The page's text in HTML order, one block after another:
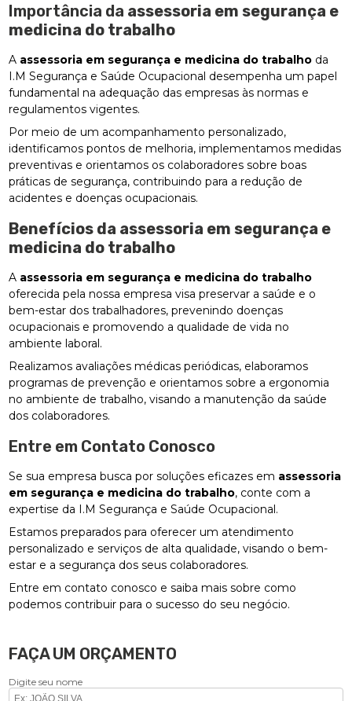
Importância da assessoria em segurança e
medicina do trabalho
A assessoria em segurança e medicina do trabalho da
I.M Segurança e Saúde Ocupacional desempenha um papel
fundamental na adequação das empresas às normas e
regulamentos vigentes.
Por meio de um acompanhamento personalizado,
identificamos pontos de melhoria, implementamos medidas
preventivas e orientamos os colaboradores sobre boas
práticas de segurança, contribuindo para a redução de
acidentes e doenças ocupacionais.
Benefícios da assessoria em segurança e
medicina do trabalho
A assessoria em segurança e medicina do trabalho
oferecida pela nossa empresa visa preservar a saúde e o
bem-estar dos trabalhadores, prevenindo doenças
ocupacionais e promovendo a qualidade de vida no
ambiente laboral.
Realizamos avaliações médicas periódicas, elaboramos
programas de prevenção e orientamos sobre a ergonomia
no ambiente de trabalho, visando a manutenção da saúde
dos colaboradores.
Entre em Contato Conosco
Se sua empresa busca por soluções eficazes em assessoria
em segurança e medicina do trabalho, conte com a
expertise da I.M Segurança e Saúde Ocupacional.
Estamos preparados para oferecer um atendimento
personalizado e serviços de alta qualidade, visando o bem-
estar e a segurança dos seus colaboradores.
Entre em contato conosco e saiba mais sobre como
podemos contribuir para o sucesso do seu negócio.
FAÇA UM ORÇAMENTO
Digite seu nome